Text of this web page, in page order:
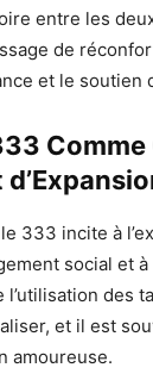
entre les
de
et le soutien
333 incite à
social et
des
et il est
amoureuse.